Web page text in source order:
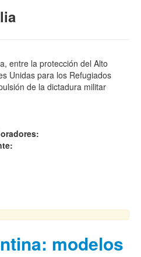
entre la protección del Alto
Unidas para los Refugiados
de la dictadura militar
modelos